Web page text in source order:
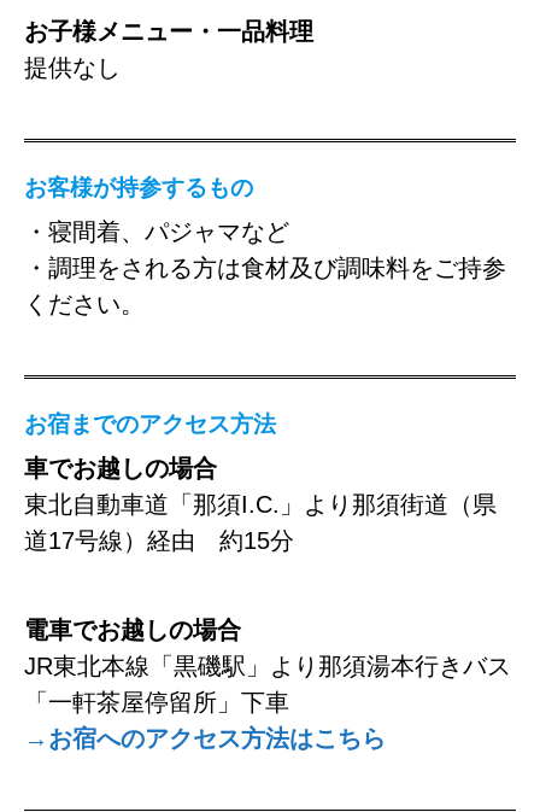
お子様メニュー・一品料理
提供なし
お客様が持参するもの
・寝間着、パジャマなど
・調理をされる方は食材及び調味料をご持参
ください。
お宿までのアクセス方法
車でお越しの場合
東北自動車道「那須I.C.」より那須街道（県
道17号線）経由 約15分
電車でお越しの場合
JR東北本線「黒磯駅」より那須湯本行きバス
「一軒茶屋停留所」下車
→お宿へのアクセス方法はこちら